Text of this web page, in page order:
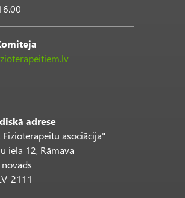
adrese
Fizioterapeitu asociācija"
iela 12, Rāmava
novads
2111